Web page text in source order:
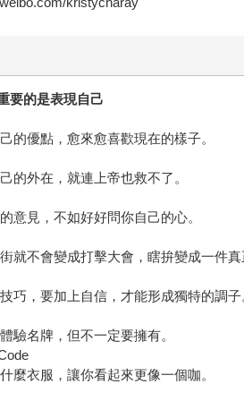
要的是表現自己
的優點，愈來愈喜歡現在的樣子。
的外在，就連上帝也救不了。
意見，不如好好問你自己的心。
就不會變成打擊大會，瞎拚變成一件真
巧，要加上自信，才能形成獨特的調子
驗名牌，但不一定要擁有。
麼衣服，讓你看起來更像一個咖。